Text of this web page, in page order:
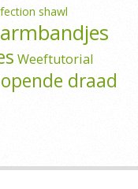
shawl
Weeftutorial
draad